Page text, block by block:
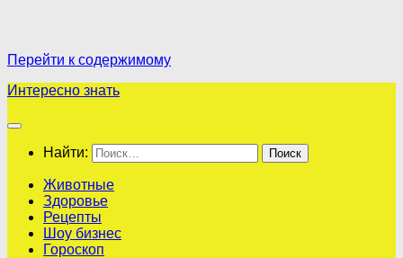
Перейти к содержимому
Интересно знать
Найти:
Животные
Здоровье
Рецепты
Шоу бизнес
Гороскоп